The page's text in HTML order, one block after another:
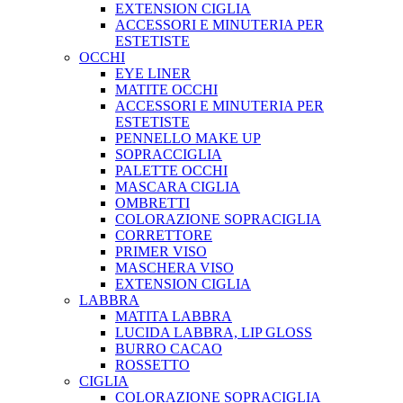
EXTENSION CIGLIA
ACCESSORI E MINUTERIA PER
ESTETISTE
OCCHI
EYE LINER
MATITE OCCHI
ACCESSORI E MINUTERIA PER
ESTETISTE
PENNELLO MAKE UP
SOPRACCIGLIA
PALETTE OCCHI
MASCARA CIGLIA
OMBRETTI
COLORAZIONE SOPRACIGLIA
CORRETTORE
PRIMER VISO
MASCHERA VISO
EXTENSION CIGLIA
LABBRA
MATITA LABBRA
LUCIDA LABBRA, LIP GLOSS
BURRO CACAO
ROSSETTO
CIGLIA
COLORAZIONE SOPRACIGLIA